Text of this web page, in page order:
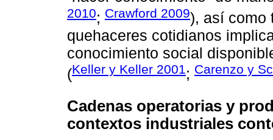
2010; Crawford 2009), así como
quehaceres cotidianos
conocimiento social
(Keller y Keller 2001; Carenzo y
Cadenas operatorias y
contextos industriales